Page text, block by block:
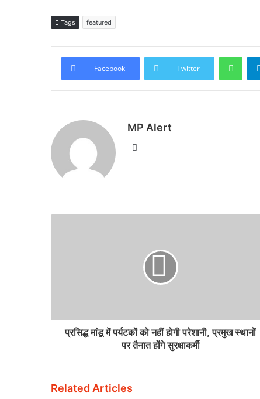
Tags featured
Facebook Twitter
MP Alert
Website
प्रसिद्ध मांडू में पर्यटकों को नहीं होगी परेशानी, प्रमुख स्थानों
पर तैनात होंगे सुरक्षाकर्मी
Related Articles